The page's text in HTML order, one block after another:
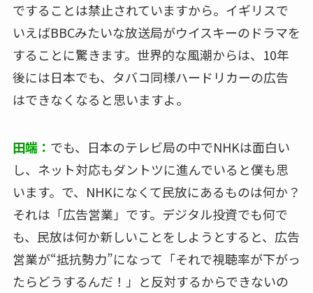
ですることは禁止されていますから。イギリスで
いえばBBCみたいな放送局がウイスキーのドラマを
することに驚きます。世界的な風潮からは、10年
後には日本でも、タバコ同様ハードリカーの広告
はできなくなると思いますよ。
田端： でも、日本のテレビ局の中でNHKは面白い
し、ネット対応もダントツに進んでいると僕も思
います。で、NHKになくて民放にあるものは何か？
それは「広告営業」です。デジタル投資でも何で
も、民放は何か新しいことをしようとすると、広告
営業が“抵抗勢力”になって「それで視聴率が下がっ
たらどうするんだ！」と反対するからできないの